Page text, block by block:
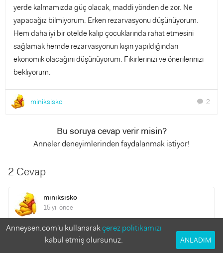
yerde kalmamızda güç olacak, maddi yönden de zor. Ne
yapacağız bilmiyorum. Erken rezarvasyonu düşünüyorum.
Hem daha iyi bir otelde kalıp çocuklarında rahat etmesini
sağlamak hemde rezarvasyonun kışın yapıldığından
ekonomik olacağını düşünüyorum. Fikirlerinizi ve önerilerinizi
bekliyorum.
miniksisko chat 2
Bu soruya cevap verir misin?
Anneler deneyimlerinden faydalanmak istiyor!
2 Cevap
miniksisko
15 yıl önce
elsilahazal haberdar edersen sevinirim.çok teşekkürler
Anneysen.com'u kullanarakçerez politikamızı
kabul etmiş olursunuz.
ANLADIM